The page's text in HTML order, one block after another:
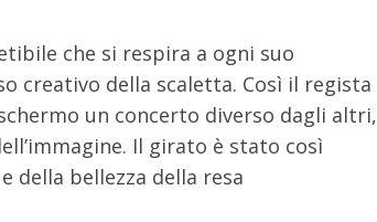
che si respira a ogni suo
creativo della scaletta. Così il regista
un concerto diverso dagli altri,
Il girato è stato così
della bellezza della resa